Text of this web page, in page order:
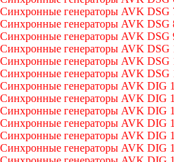
Синхронные генераторы AVK DSG
Синхронные генераторы AVK DSG
Синхронные генераторы AVK DSG
Синхронные генераторы AVK DSG
Синхронные генераторы AVK DSG
Синхронные генераторы AVK DSG
Синхронные генераторы AVK DIG
Синхронные генераторы AVK DIG
Синхронные генераторы AVK DIG
Синхронные генераторы AVK DIG
Синхронные генераторы AVK DIG
Синхронные генераторы AVK DIG